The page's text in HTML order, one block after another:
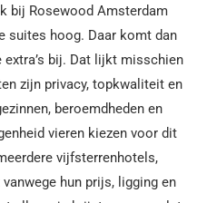
bij Rosewood Amsterdam
suites hoog. Daar komt dan
extra’s bij. Dat lijkt misschien
zijn privacy, topkwaliteit en
beroemdheden en
vieren kiezen voor dit
vijfsterrenhotels,
hun prijs, ligging en